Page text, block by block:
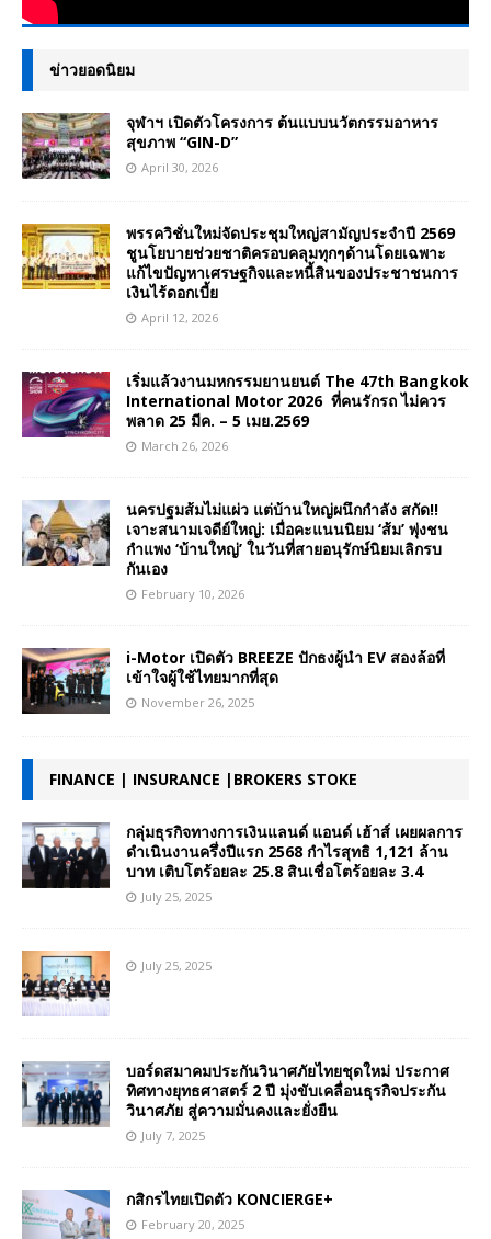
ข่าวยอดนิยม
จุฬาฯ เปิดตัวโครงการ ต้นแบบนวัตกรรมอาหาร
สุขภาพ “GIN-D”
April 30, 2026
พรรควิชั่นใหม่จัดประชุมใหญ่สามัญประจำปี 2569
ชูนโยบายช่วยชาติครอบคลุมทุกๆด้านโดยเฉพาะ
แก้ไขปัญหาเศรษฐกิจและหนี้สินของประชาชนการ
เงินไร้ดอกเบี้ย
April 12, 2026
เริ่มแล้วงานมหกรรมยานยนต์ The 47th Bangkok
International Motor 2026 ที่คนรักรถ ไม่ควร
พลาด 25 มีค. – 5 เมย.2569
March 26, 2026
นครปฐมส้มไม่แผ่ว แต่บ้านใหญ่ผนึกกำลัง สกัด!!
เจาะสนามเจดีย์ใหญ่: เมื่อคะแนนนิยม ‘ส้ม’ พุ่งชน
กำแพง ‘บ้านใหญ่’ ในวันที่สายอนุรักษ์นิยมเลิกรบ
กันเอง
February 10, 2026
i-Motor เปิดตัว BREEZE ปักธงผู้นำ EV สองล้อที่
เข้าใจผู้ใช้ไทยมากที่สุด
November 26, 2025
FINANCE | INSURANCE |BROKERS STOKE
กลุ่มธุรกิจทางการเงินแลนด์ แอนด์ เฮ้าส์ เผยผลการ
ดำเนินงานครึ่งปีแรก 2568 กำไรสุทธิ 1,121 ล้าน
บาท เติบโตร้อยละ 25.8 สินเชื่อโตร้อยละ 3.4
July 25, 2025
July 25, 2025
บอร์ดสมาคมประกันวินาศภัยไทยชุดใหม่ ประกาศ
ทิศทางยุทธศาสตร์ 2 ปี มุ่งขับเคลื่อนธุรกิจประกัน
วินาศภัย สู่ความมั่นคงและยั่งยืน
July 7, 2025
กสิกรไทยเปิดตัว KONCIERGE+
February 20, 2025